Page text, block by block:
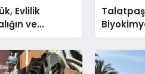
Evlilik
ve